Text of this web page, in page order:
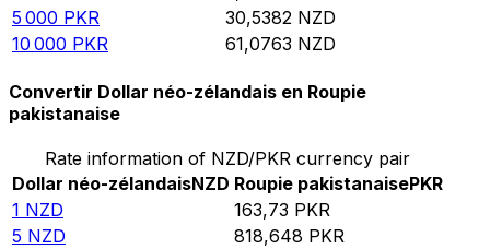
5 000 PKR 30,5382 NZD
10 000 PKR 61,0763 NZD
Convertir Dollar néo-zélandais en Roupie
pakistanaise
Rate information of NZD/PKR currency pair
Dollar néo-zélandaisNZD Roupie pakistanaisePKR
1 NZD 163,73 PKR
5 NZD 818,648 PKR